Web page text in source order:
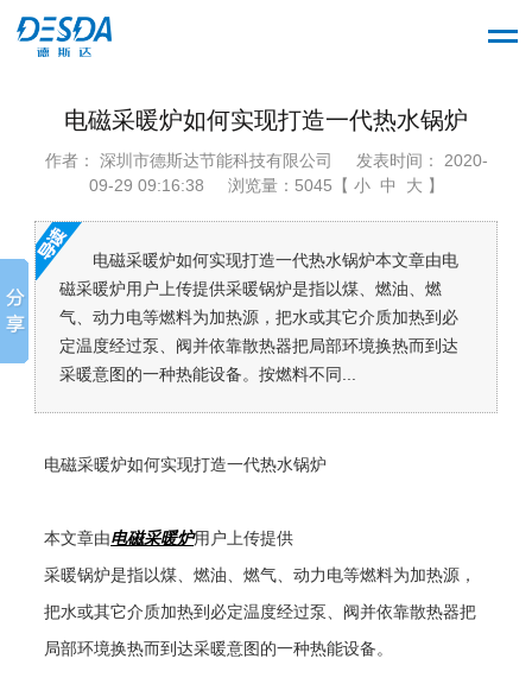
电磁采暖炉如何实现打造一代热水锅炉
作者： 深圳市德斯达节能科技有限公司
发表时间： 2020-
09-29 09:16:38
浏览量：5045【 小 中 大 】
电磁采暖炉如何实现打造一代热水锅炉本文章由电
磁采暖炉用户上传提供采暖锅炉是指以煤、燃油、燃
气、动力电等燃料为加热源，把水或其它介质加热到必
定温度经过泵、阀并依靠散热器把局部环境换热而到达
采暖意图的一种热能设备。按燃料不同...
电磁采暖炉如何实现打造一代热水锅炉
本文章由电磁采暖炉用户上传提供
采暖锅炉是指以煤、燃油、燃气、动力电等燃料为加热源，
把水或其它介质加热到必定温度经过泵、阀并依靠散热器把
局部环境换热而到达采暖意图的一种热能设备。